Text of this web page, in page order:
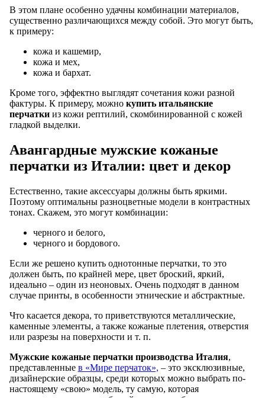
В этом плане особенно удачны комбинации материалов,
существенно различающихся между собой. Это могут быть,
к примеру:
кожа и кашемир,
кожа и мех,
кожа и бархат.
Кроме того, эффектно выглядят сочетания кожи разной
фактуры. К примеру, можно купить итальянские
перчаткииз кожи рептилий, скомбинированной с кожей
гладкой выделки.
Авангардные мужские кожаные
перчатки из Италии: цвет и декор
Естественно, такие аксессуары должны быть яркими.
Поэтому оптимальны разноцветные модели в контрастных
тонах. Скажем, это могут комбинации:
черного и белого,
черного и бордового.
Если же решено купить однотонные перчатки, то это
должен быть, по крайней мере, цвет броский, яркий,
идеально – один из неоновых. Очень подходят в данном
случае принты, в особенности этнические и абстрактные.
Что касается декора, то приветствуются металлические,
каменные элементы, а также кожаные плетения, отверстия
или разрезы на поверхности и т. п.
Мужские кожаные перчатки производства Италия,
представленные в «Мире перчаток», – это эксклюзивные,
дизайнерские образцы, среди которых можно выбрать по-
настоящему «свою» модель, ту самую, которая